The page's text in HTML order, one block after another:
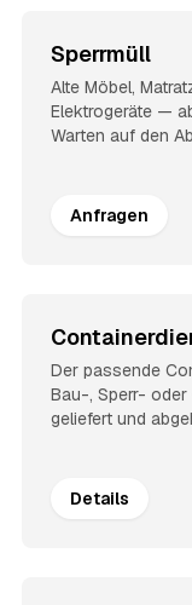
Sperrmüll
Alte Möbel,
Elektrogeräte —
Warten auf den
Anfragen
Der passende
Bau-, Sperr-
geliefert und
Details